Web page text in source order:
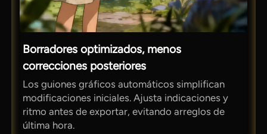
Borradores optimizados, menos
correcciones posteriores
Los guiones gráficos automáticos simplifican
modificaciones iniciales. Ajusta indicaciones y
ritmo antes de exportar, evitando arreglos de
última hora.